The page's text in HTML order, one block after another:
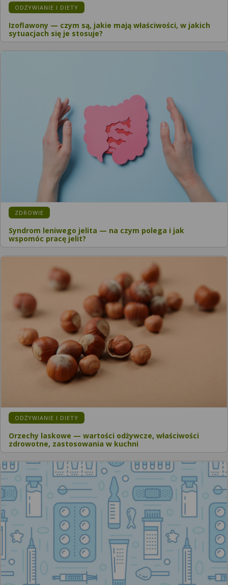
ODŻYWIANIE I DIETY
Izoflawony — czym są, jakie mają właściwości, w jakich
sytuacjach się je stosuje?
ZDROWIE
Syndrom leniwego jelita — na czym polega i jak
wspomóc pracę jelit?
ODŻYWIANIE I DIETY
Orzechy laskowe — wartości odżywcze, właściwości
zdrowotne, zastosowania w kuchni